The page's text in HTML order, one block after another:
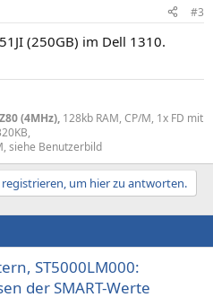
#3
(250GB) im Dell 1310.
(4MHz), 128kb RAM, CP/M, 1x FD mit
siehe Benutzerbild​
um hier zu antworten.
ST5000LM000:
der SMART-Werte